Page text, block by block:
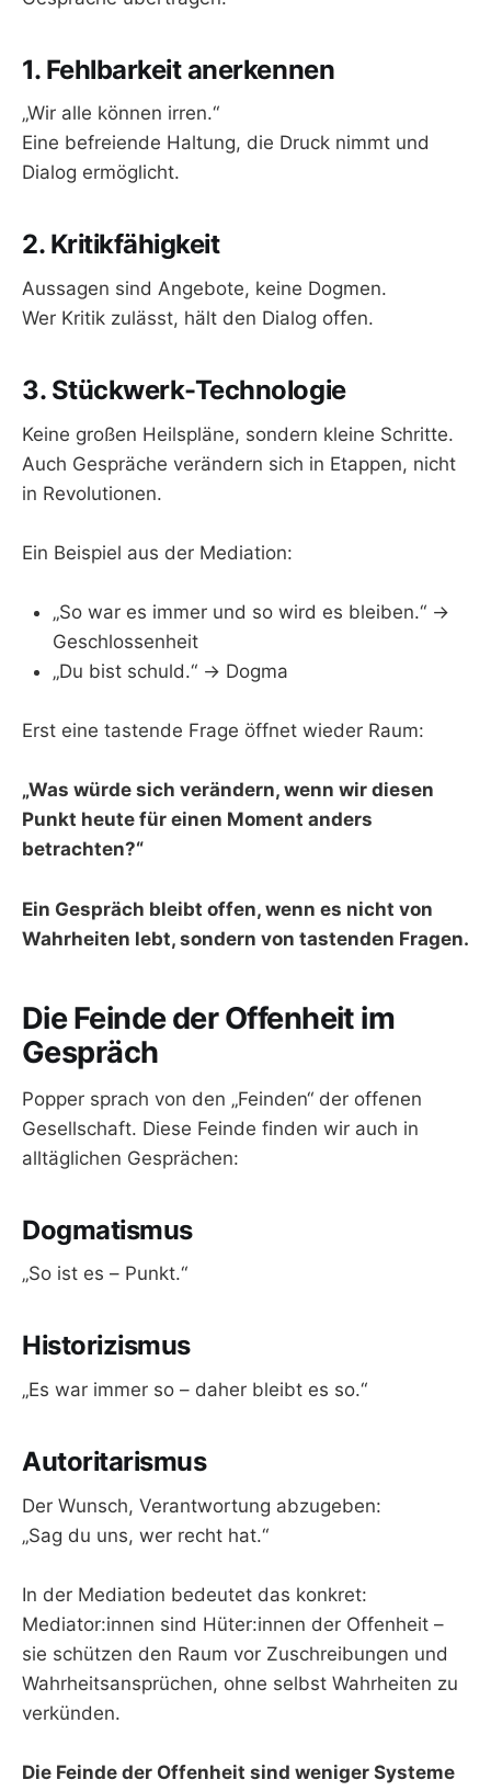
1. Fehlbarkeit anerkennen
„Wir alle können irren.“
Eine befreiende Haltung, die Druck nimmt und
Dialog ermöglicht.
2. Kritikfähigkeit
Aussagen sind Angebote, keine Dogmen.
Wer Kritik zulässt, hält den Dialog offen.
3. Stückwerk-Technologie
Keine großen Heilspläne, sondern kleine Schritte.
Auch Gespräche verändern sich in Etappen, nicht
in Revolutionen.
Ein Beispiel aus der Mediation:
„So war es immer und so wird es bleiben.“ →
Geschlossenheit
„Du bist schuld.“ → Dogma
Erst eine tastende Frage öffnet wieder Raum:
„Was würde sich verändern, wenn wir diesen
Punkt heute für einen Moment anders
betrachten?“
Ein Gespräch bleibt offen, wenn es nicht von
Wahrheiten lebt, sondern von tastenden Fragen.
Die Feinde der Offenheit im
Gespräch
Popper sprach von den „Feinden“ der offenen
Gesellschaft. Diese Feinde finden wir auch in
alltäglichen Gesprächen:
Dogmatismus
„So ist es – Punkt.“
Historizismus
„Es war immer so – daher bleibt es so.“
Autoritarismus
Der Wunsch, Verantwortung abzugeben:
„Sag du uns, wer recht hat.“
In der Mediation bedeutet das konkret:
Mediator:innen sind Hüter:innen der Offenheit –
sie schützen den Raum vor Zuschreibungen und
Wahrheitsansprüchen, ohne selbst Wahrheiten zu
verkünden.
Die Feinde der Offenheit sind weniger Systeme